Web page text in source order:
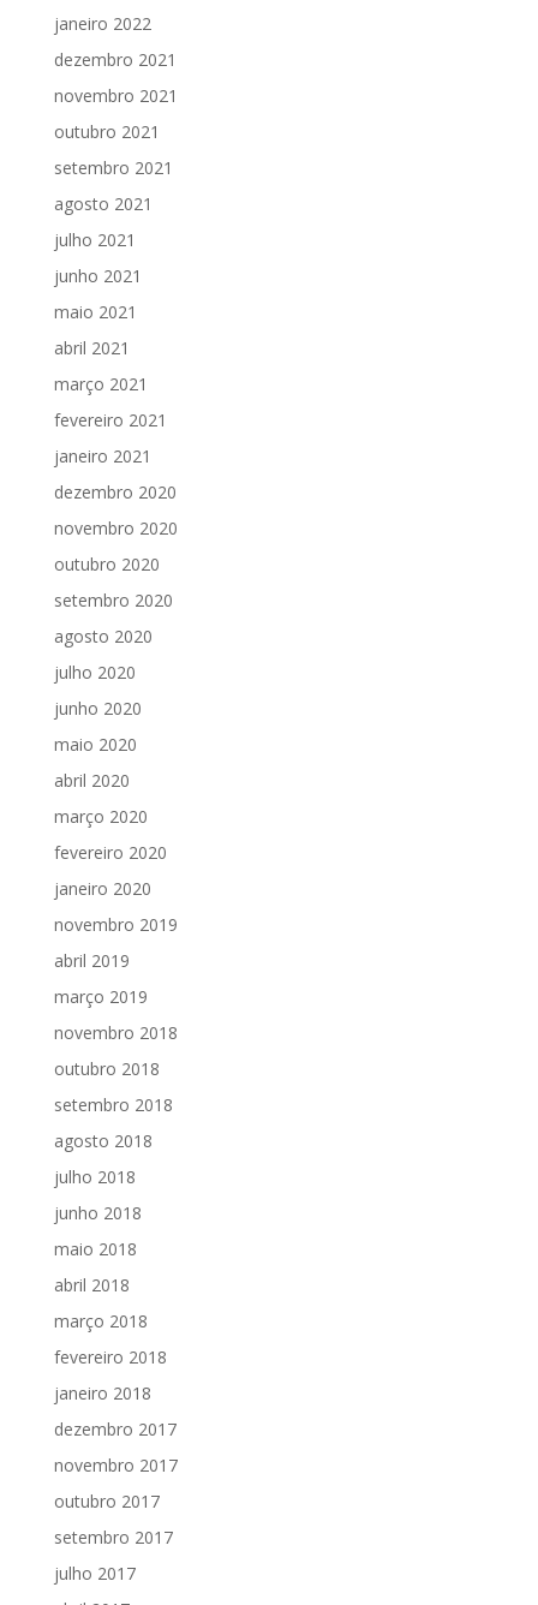
janeiro 2022
dezembro 2021
novembro 2021
outubro 2021
setembro 2021
agosto 2021
julho 2021
junho 2021
maio 2021
abril 2021
março 2021
fevereiro 2021
janeiro 2021
dezembro 2020
novembro 2020
outubro 2020
setembro 2020
agosto 2020
julho 2020
junho 2020
maio 2020
abril 2020
março 2020
fevereiro 2020
janeiro 2020
novembro 2019
abril 2019
março 2019
novembro 2018
outubro 2018
setembro 2018
agosto 2018
julho 2018
junho 2018
maio 2018
abril 2018
março 2018
fevereiro 2018
janeiro 2018
dezembro 2017
novembro 2017
outubro 2017
setembro 2017
julho 2017